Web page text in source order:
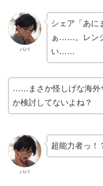
パパ
シェア「あに
ぁ……。レン
い……
……まさか怪しげな海外
か検討してないよね？
パパ
超能力者っ！